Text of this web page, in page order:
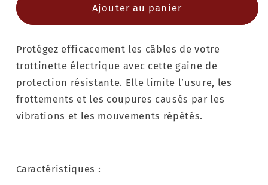
Ajouter au panier
Protégez efficacement les câbles de votre
trottinette électrique avec cette gaine de
protection résistante. Elle limite l’usure, les
frottements et les coupures causés par les
vibrations et les mouvements répétés.
Caractéristiques :